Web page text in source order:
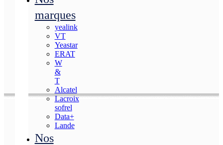
marques
yealink
VT
Yeastar
ERAT
W
&
T
Alcatel
Lacroix
sofrel
Data+
Lande
Nos